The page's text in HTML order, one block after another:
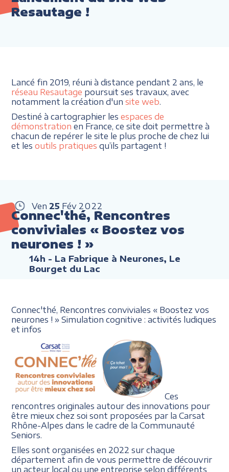
Resautage !
Lancé fin 2019, réuni à distance pendant 2 ans, le
réseau Resautage poursuit ses travaux, avec
notamment la création d'unsite web
Destiné à cartographier lesespaces de
démonstration en France, ce site doit permettre à
chacun de repérer le site le plus proche de chez lui
et lesoutils pratiques qu’ils partagent !
Ven 25 Fév 2022
Connec'thé, Rencontres
conviviales « Boostez vos
neurones ! »
14h - La Fabrique à Neurones, Le
Bourget du Lac
Connec'thé, Rencontres conviviales « Boostez vos
neurones ! » Simulation cognitive : activités ludiques
et infos
Ces
rencontres originales autour des innovations pour
être mieux chez soi sont proposées par la Carsat
Rhône-Alpes dans le cadre de la Communauté
Seniors.
Elles sont organisées en 2022 sur chaque
département afin de vous permettre de découvrir
un acteur local ou une entreprise selon différents